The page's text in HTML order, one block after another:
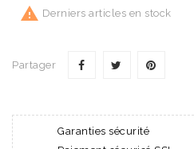
 Derniers articles en stock
Partager
Garanties sécurité